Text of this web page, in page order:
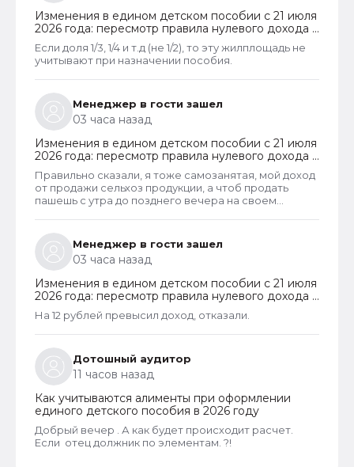
Изменения в едином детском пособии с 21 июля
2026 года: пересмотр правила нулевого дохода и
новый порядок оформления пособий по месту
пребывания
Если доля 1/3, 1/4 и т.д (не 1/2), то эту жилплощадь не
учитывают при назначении пособия.
Менеджер в гости зашел
03 часа назад
Изменения в едином детском пособии с 21 июля
2026 года: пересмотр правила нулевого дохода и
новый порядок оформления пособий по месту
пребывания
Правильно сказали, я тоже самозанятая, мой доход
от продажи сельхоз продукции, а чтоб продать
пашешь с утра до позднего вечера на своем
Менеджер в гости зашел
03 часа назад
Изменения в едином детском пособии с 21 июля
2026 года: пересмотр правила нулевого дохода и
новый порядок оформления пособий по месту
пребывания
На 12 рублей превысил доход, отказали.
Дотошный аудитор
11 часов назад
Как учитываются алименты при оформлении
единого детского пособия в 2026 году
Добрый вечер . А как будет происходит расчет.
Если отец должник по элементам. ?!